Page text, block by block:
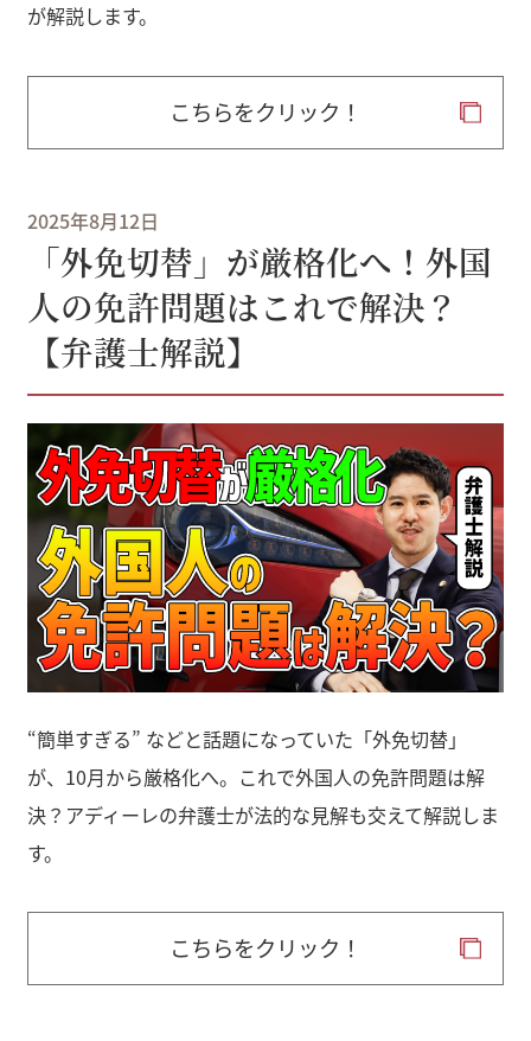
が解説します。
こちらをクリック！
2025年8月12日
「外免切替」が厳格化へ！外国
人の免許問題はこれで解決？
【弁護士解説】
“簡単すぎる” などと話題になっていた「外免切替」
が、10月から厳格化へ。これで外国人の免許問題は解
決？アディーレの弁護士が法的な見解も交えて解説しま
す。
こちらをクリック！